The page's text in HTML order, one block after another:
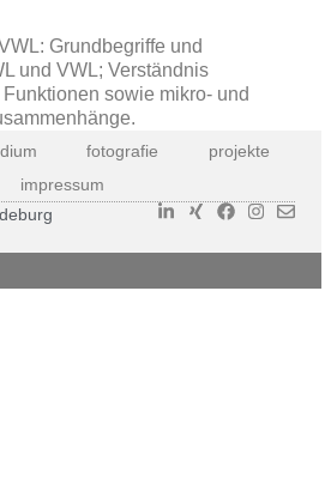
Grundbegriffe und
und VWL; Verständnis
sowie mikro- und
fotografie
projekte
impressum